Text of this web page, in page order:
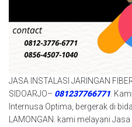
JASA INSTALASI JARINGAN
SIDOARJO– 081237766771 .
Internusa Optima, bergerak di
LAMONGAN. kami melayani